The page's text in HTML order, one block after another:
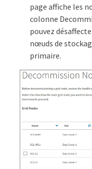
page affiche les
colonne
pouvez
nœuds de
primaire.